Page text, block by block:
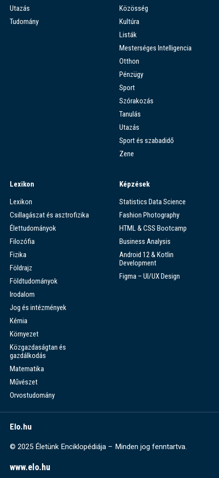
Utazás
Tudomány
Közösség
Kultúra
Listák
Mesterséges Intelligencia
Otthon
Pénzügy
Sport
Szórakozás
Tanulás
Utazás
Sport és szabadidő
Zene
Lexikon
Lexikon
Csillagászat és asztrofizika
Élettudományok
Filozófia
Fizika
Földrajz
Földtudományok
Irodalom
Jog és intézmények
Kémia
Környezet
Közgazdaságtan és
gazdálkodás
Matematika
Művészet
Orvostudomány
Képzések
Statistics Data Science
Fashion Photography
HTML & CSS Bootcamp
Business Analysis
Android 12 & Kotlin
Development
Figma – UI/UX Design
Elo.hu
© 2025 Életünk Enciklopédiája – Minden jog fenntartva.
www.elo.hu